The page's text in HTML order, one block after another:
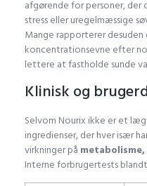
afgørende for personer,
stress eller uregelmæssige
Mange rapporterer
koncentrationsevne efter
lettere at fastholde sunde
Klinisk og
Selvom Nourix ikke er et
ingredienser, der hver især
virkninger på
Interne forbrugertests